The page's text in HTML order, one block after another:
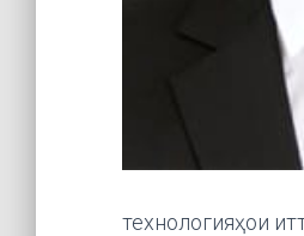
технологияҳои